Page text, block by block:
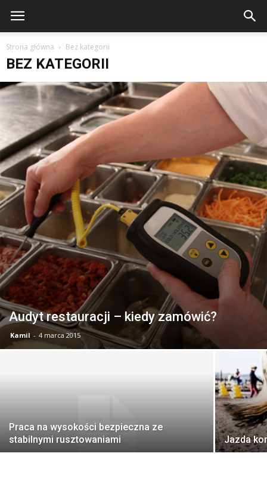
Strona główna Bez kategorii
BEZ KATEGORII
Audyt restauracji – kiedy zamówić?
Kamil - 4 marca 2015
Praca na wysokości bezpieczna ze
stabilnymi rusztowaniami
Jazda